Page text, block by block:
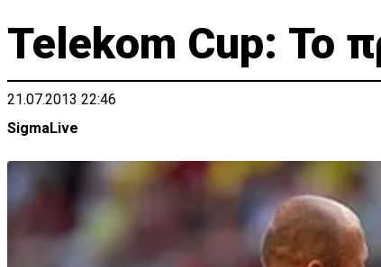
Telekom Cup: Το
21.07.2013 22:46
SigmaLive